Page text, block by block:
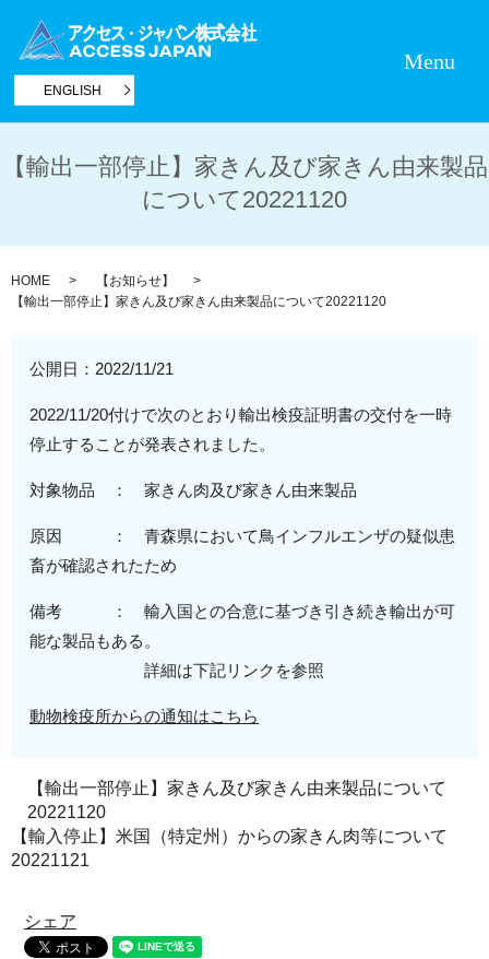
ENGLISH
Menu
【輸出一部停止】家きん及び家きん由来製品
について20221120
HOME
【お知らせ】
【輸出一部停止】家きん及び家きん由来製品について20221120
公開日： 2022/11/21
2022/11/20付けで次のとおり輸出検疫証明書の交付を一時
停止することが発表されました。
対象物品 ： 家きん肉及び家きん由来製品
原因 ： 青森県において鳥インフルエンザの疑似患
畜が確認されたため
備考 ： 輸入国との合意に基づき引き続き輸出が可
能な製品もある。
詳細は下記リンクを参照
動物検疫所からの通知はこちら
【輸出一部停止】家きん及び家きん由来製品について
20221120
【輸入停止】米国（特定州）からの家きん肉等について
20221121
シェア